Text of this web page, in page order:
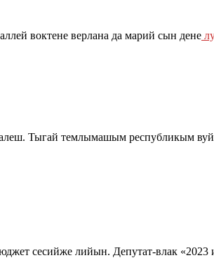
воктене верлана да марий сын дене
Тыгай темлымашым республикым
сесийже лийын. Депутат-влак «2023